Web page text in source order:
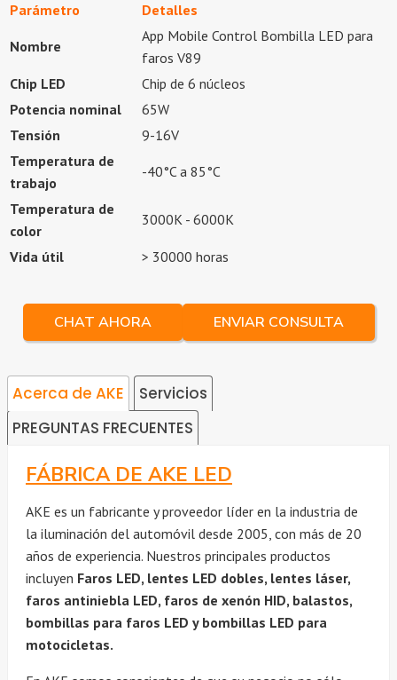
Parámetro Detalles
Nombre
App Mobile Control Bombilla LED para
faros V89
Chip LED
Chip de 6 núcleos
Potencia nominal
65W
Tensión
9-16V
Temperatura de
trabajo
-40°C a 85°C
Temperatura de
color
3000K - 6000K
Vida útil > 30000 horas
CHAT AHORA ENVIAR CONSULTA
Acerca de AKE
Servicios
PREGUNTAS FRECUENTES
FÁBRICA DE AKE LED
AKE es un fabricante y proveedor líder en la industria de
la iluminación del automóvil desde 2005, con más de 20
años de experiencia. Nuestros principales productos
incluyen Faros LED, lentes LED dobles, lentes láser,
faros antiniebla LED, faros de xenón HID, balastos,
bombillas para faros LED y bombillas LED para
motocicletas.